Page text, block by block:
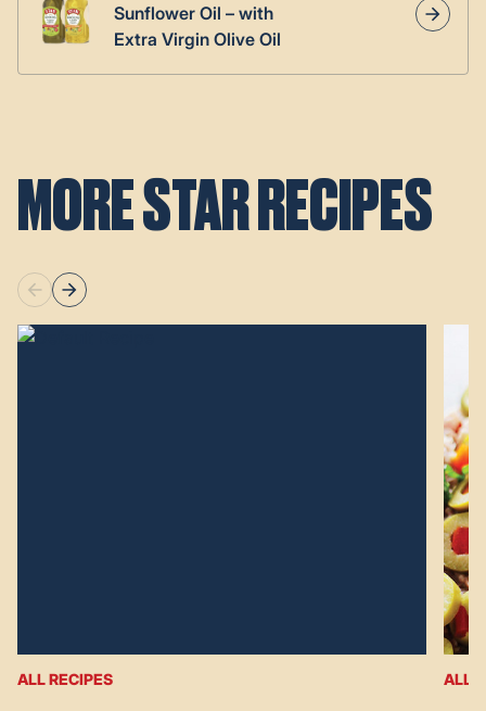
Sunflower Oil – with
Extra Virgin Olive Oil
MORE STAR RECIPES
ALL RECIPES ALL